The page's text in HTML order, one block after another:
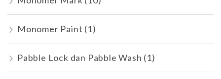
Monomer Paint (1)
Pabble Lock dan Pabble Wash (1)